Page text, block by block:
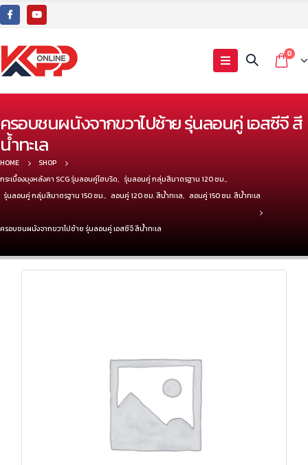
0
ครอบชนผนังจากขวาไปซ้าย รุ่นลอนคู่ เอสซีจี สี
น้ำทะเล
HOME
SHOP
กระเบื้องมุงหลังคา SCG รุ่นลอนคู่ไฮบริด, รุ่นลอนคู่ กลุ่มสีมาตรฐาน 120 ซม.,
รุ่นลอนคู่ กลุ่มสีมาตรฐาน 150 ซม., ลอนคู่ 120 ซม. สีน้ำทะเล, ลอนคู่ 150 ซม. สีน้ำทะเล
ครอบชนผนังจากขวาไปซ้าย รุ่นลอนคู่ เอสซีจี สีน้ำทะเล